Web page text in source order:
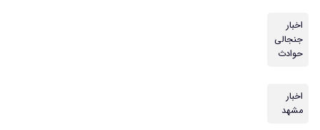
اخبار
جنجالی
حوادث
اخبار
مشهد